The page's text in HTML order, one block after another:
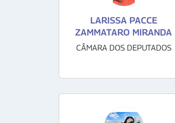
LARISSA PACCE
ZAMMATARO MIRANDA
CÂMARA DOS DEPUTADOS